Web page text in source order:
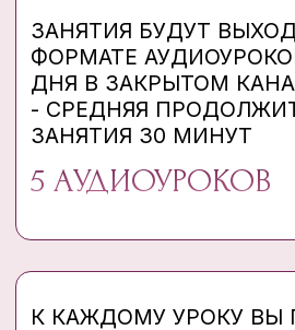
С ОПЫТОМ РАБОТЫ
КАТРИН КАШУРТ, МАГИСТР
РОСТА ДЛЯ ЖЕНЩИН
9 ЛЕТ